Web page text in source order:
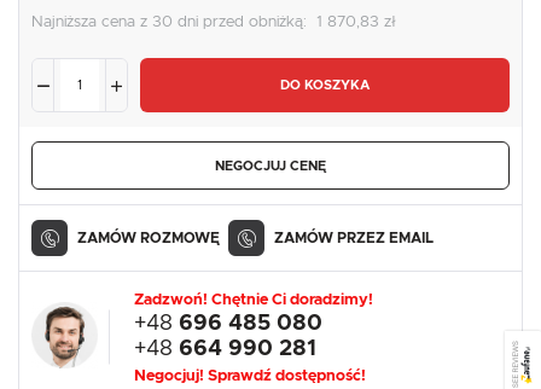
Najniższa cena z 30 dni przed obniżką: 1 870,83 zł
DO KOSZYKA
NEGOCJUJ CENĘ
ZAMÓW ROZMOWĘ ZAMÓW PRZEZ EMAIL
Zadzwoń! Chętnie Ci doradzimy!
+48 696 485 080
+48 664 990 281
Negocjuj! Sprawdź dostępność! SEE REVIEWS